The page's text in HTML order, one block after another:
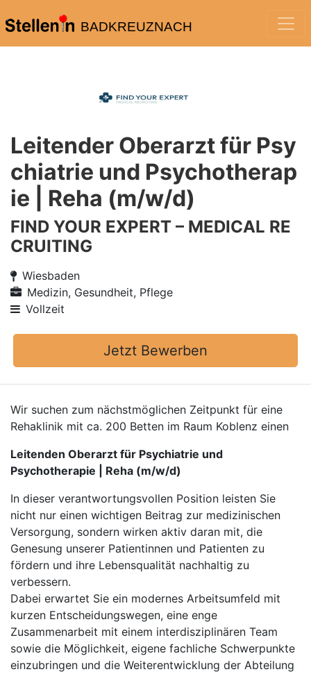
BADKREUZNACH
Leitender Oberarzt für Psy
chiatrie und Psychotherap
ie | Reha (m/w/d)
FIND YOUR EXPERT – MEDICAL RE
CRUITING
Wiesbaden
Medizin, Gesundheit, Pflege
Vollzeit
Jetzt Bewerben
Wir suchen zum nächstmöglichen Zeitpunkt für eine
Rehaklinik mit ca. 200 Betten im Raum Koblenz einen
Leitenden Oberarzt für Psychiatrie und
Psychotherapie | Reha (m/w/d)
In dieser verantwortungsvollen Position leisten Sie
nicht nur einen wichtigen Beitrag zur medizinischen
Versorgung, sondern wirken aktiv daran mit, die
Genesung unserer Patientinnen und Patienten zu
fördern und ihre Lebensqualität nachhaltig zu
verbessern.
Dabei erwartet Sie ein modernes Arbeitsumfeld mit
kurzen Entscheidungswegen, eine enge
Zusammenarbeit mit einem interdisziplinären Team
sowie die Möglichkeit, eigene fachliche Schwerpunkte
einzubringen und die Weiterentwicklung der Abteilung